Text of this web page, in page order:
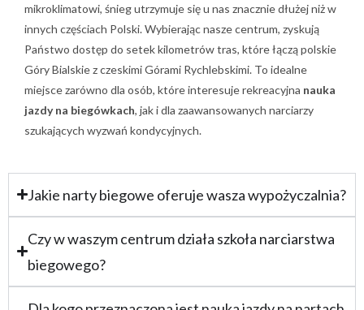
mikroklimatowi, śnieg utrzymuje się u nas znacznie dłużej niż w
innych częściach Polski. Wybierając nasze centrum, zyskują
Państwo dostęp do setek kilometrów tras, które łączą polskie
Góry Bialskie z czeskimi Górami Rychlebskimi. To idealne
miejsce zarówno dla osób, które interesuje rekreacyjna nauka
jazdy na biegówkach, jak i dla zaawansowanych narciarzy
szukających wyzwań kondycyjnych.
Jakie narty biegowe oferuje wasza wypożyczalnia?
Czy w waszym centrum działa szkoła narciarstwa
biegowego?